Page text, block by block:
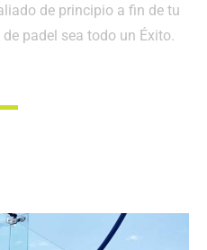
de principio a fin de tu
padel sea todo un Éxito.